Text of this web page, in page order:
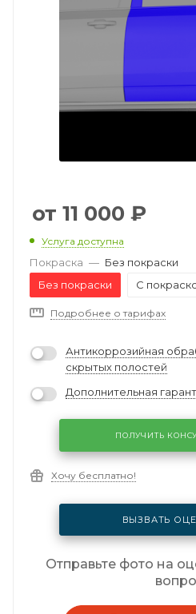
11 000 ₽
Услуга доступна
Покраска — Без покраски
Без покраски
С
Подробнее о тарифах
Антикоррозийная
скрытых полостей
Дополнительная
ПОЛУЧИТЬ
Хочу бесплатно!
ВЫЗВАТЬ
Отправьте фото на